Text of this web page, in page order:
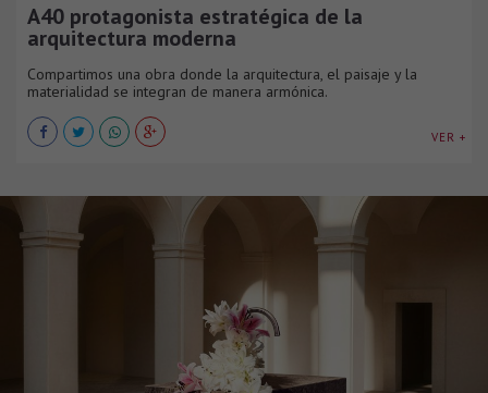
A40 protagonista estratégica de la
arquitectura moderna
Compartimos una obra donde la arquitectura, el paisaje y la
materialidad se integran de manera armónica.
VER +